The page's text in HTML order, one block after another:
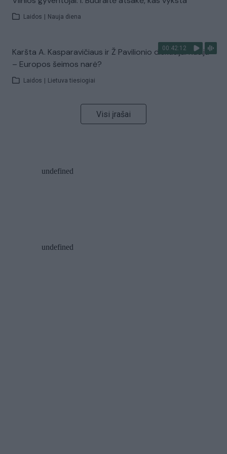
Laidos Nauja diena
00:42:12
Karšta A. Kasparavičiaus ir Ž Pavilionio diskusija: Rusija
– Europos šeimos narė?
Laidos Lietuva tiesiogiai
Visi įrašai